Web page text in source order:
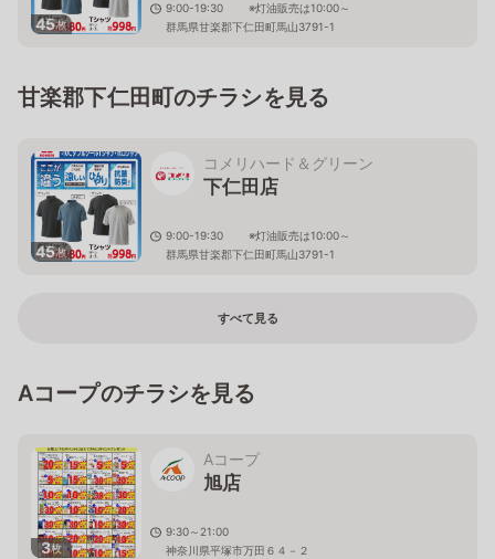
45枚
9:00-19:30 ※灯油販売は10:00～
群馬県甘楽郡下仁田町馬山3791-1
甘楽郡下仁田町のチラシを見る
45枚
コメリハード＆グリーン
下仁田店
9:00-19:30 ※灯油販売は10:00～
群馬県甘楽郡下仁田町馬山3791-1
すべて見る
Aコープのチラシを見る
3枚
Aコープ
旭店
9:30～21:00
神奈川県平塚市万田６４－２